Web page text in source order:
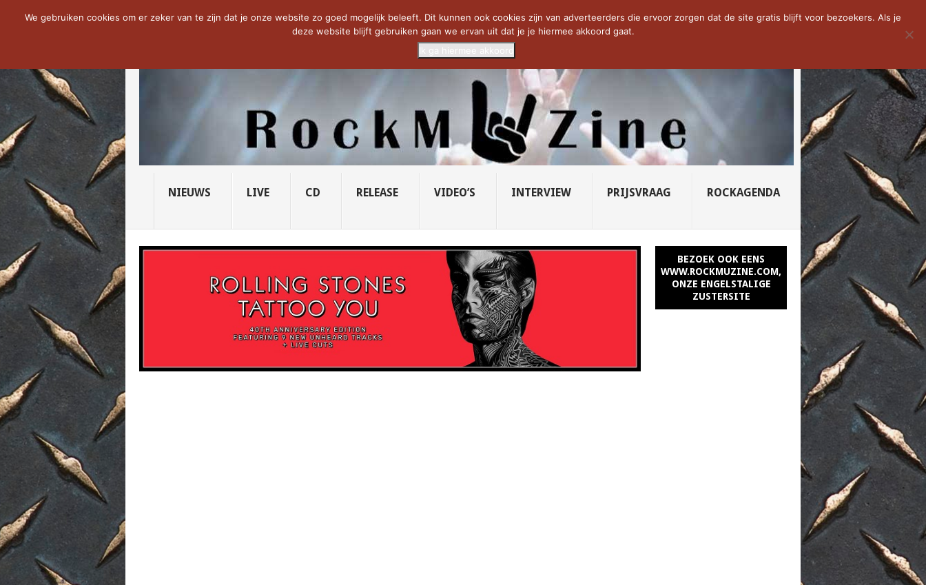
NOW TRENDING: THE VICIOUS HEAD SOCIETY... PRIDE OF LIONS – U... SAVATAGE KOMT TERUG IN 0... CD VAN DE WEEK: SLEEPING...
NIEUWS LIVE CD RELEASE VIDEO’S INTERVIEW PRIJSVRAAG ROCKAGENDA
BEZOEK OOK EENS
WWW.ROCKMUZINE.COM,
ONZE ENGELSTALIGE
ZUSTERSITE
We gebruiken cookies om er zeker van te zijn dat je onze website zo goed mogelijk beleeft. Dit kunnen ook cookies zijn van adverteerders die ervoor zorgen dat de site gratis blijft voor bezoekers. Als je
deze website blijft gebruiken gaan we ervan uit dat je je hiermee akkoord gaat.
Ik ga hiermee akkoord